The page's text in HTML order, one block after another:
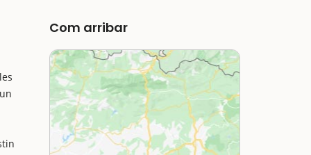
Com arribar